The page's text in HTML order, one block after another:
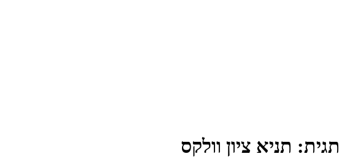
תגית: תניא ציון וולקס